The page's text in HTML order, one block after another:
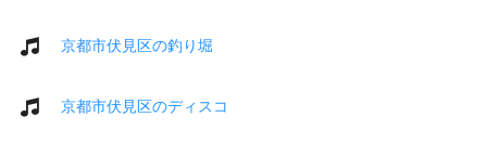
京都市伏見区の釣り堀
京都市伏見区のディスコ